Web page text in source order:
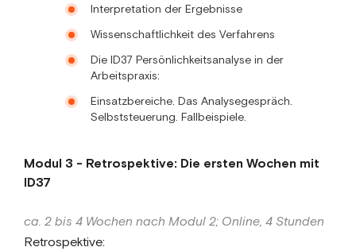
Interpretation der Ergebnisse
Wissenschaftlichkeit des Verfahrens
Die ID37 Persönlichkeitsanalyse in der
Arbeitspraxis:
Einsatzbereiche. Das Analysegespräch.
Selbststeuerung. Fallbeispiele.
Modul 3 - Retrospektive: Die ersten Wochen mit
ID37
ca. 2 bis 4 Wochen nach Modul 2; Online, 4 Stunden
Retrospektive: